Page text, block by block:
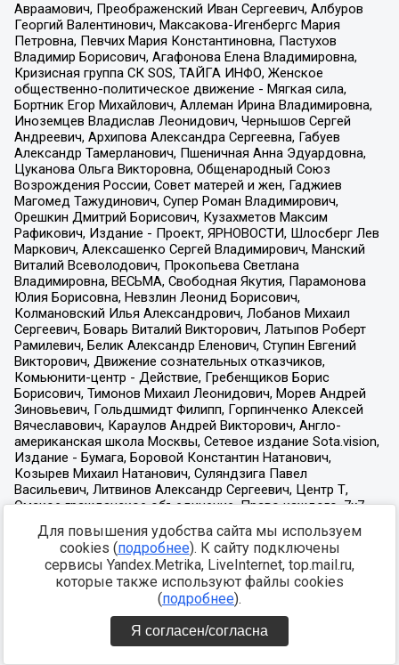
Для повышения удобства сайта мы используем
cookies (подробнее). К сайту подключены
сервисы Yandex.Metrika, LiveInternet, top.mail.ru,
которые также используют файлы cookies
(подробнее).
Я согласен/согласна